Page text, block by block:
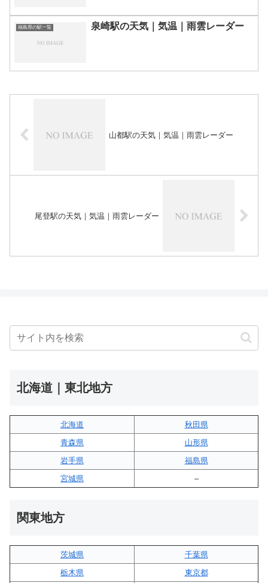
福島県の駅一覧 泉崎駅の天気｜気温｜雨雲レーダー
山都駅の天気｜気温｜雨雲レーダー
尾登駅の天気｜気温｜雨雲レーダー
北海道｜東北地方
北海道
秋田県
青森県
山形県
岩手県
福島県
宮城県
–
関東地方
茨城県
千葉県
栃木県
東京都